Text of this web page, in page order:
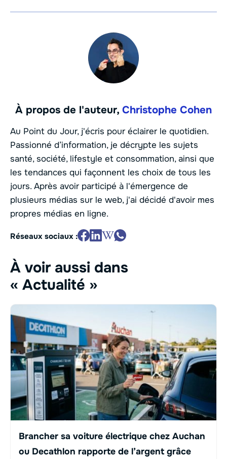
À propos de l'auteur, Christophe Cohen
Au Point du Jour, j'écris pour éclairer le quotidien.
Passionné d’information, je décrypte les sujets
santé, société, lifestyle et consommation, ainsi que
les tendances qui façonnent les choix de tous les
jours. Après avoir participé à l'émergence de
plusieurs médias sur le web, j'ai décidé d'avoir mes
propres médias en ligne.
Réseaux sociaux :
À voir aussi dans
« Actualité »
Brancher sa voiture électrique chez Auchan
ou Decathlon rapporte de l’argent grâce